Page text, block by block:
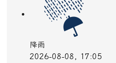
降雨
2026-08-08, 17:05